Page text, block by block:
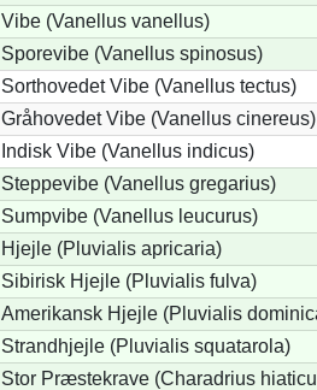
Vibe (Vanellus vanellus)
Sporevibe (Vanellus spinosus)
Sorthovedet Vibe (Vanellus tectus)
Gråhovedet Vibe (Vanellus cinereus)
Indisk Vibe (Vanellus indicus)
Steppevibe (Vanellus gregarius)
Sumpvibe (Vanellus leucurus)
Hjejle (Pluvialis apricaria)
Sibirisk Hjejle (Pluvialis fulva)
Amerikansk Hjejle (Pluvialis
Strandhjejle (Pluvialis squatarola)
Stor Præstekrave (Charadrius